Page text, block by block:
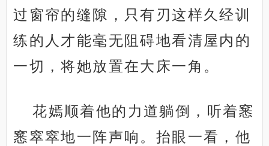
过窗帘的缝隙，只有刃这样久经训
练的人才能毫无阻碍地看清屋内的
一切，将她放置在大床一角。
花嫣顺着他的力道躺倒，听着窸
窸窣窣地一阵声响。抬眼一看，他